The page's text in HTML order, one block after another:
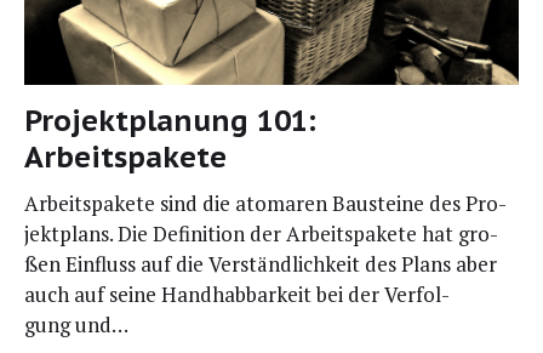
Projektplanung 101:
Arbeitspakete
Arbeits­pa­ke­te sind die ato­ma­ren Bau­stei­ne des Pro­
jekt­plans. Die Defi­ni­ti­on der Arbeits­pa­ke­te hat gro­
ßen Ein­fluss auf die Ver­ständ­lich­keit des Plans aber
auch auf sei­ne Hand­hab­bar­keit bei der Ver­fol­
gung und…